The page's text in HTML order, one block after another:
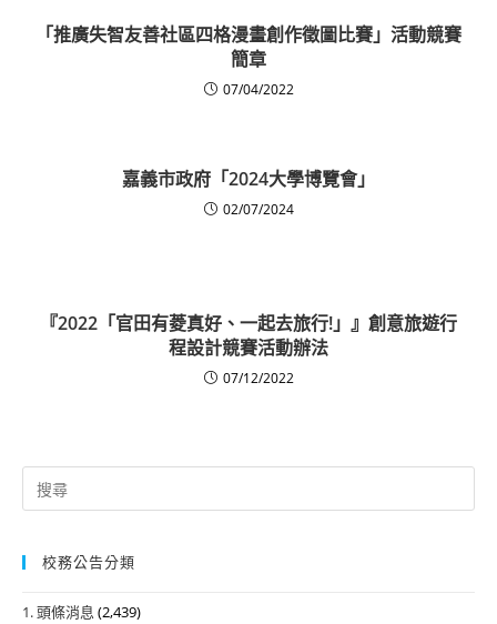
「推廣失智友善社區四格漫畫創作徵圖比賽」活動競賽
簡章
07/04/2022
嘉義市政府「2024大學博覽會」
02/07/2024
『2022「官田有菱真好、一起去旅行!」』創意旅遊行
程設計競賽活動辦法
07/12/2022
Search
for:
校務公告分類
1. 頭條消息 (2,439)